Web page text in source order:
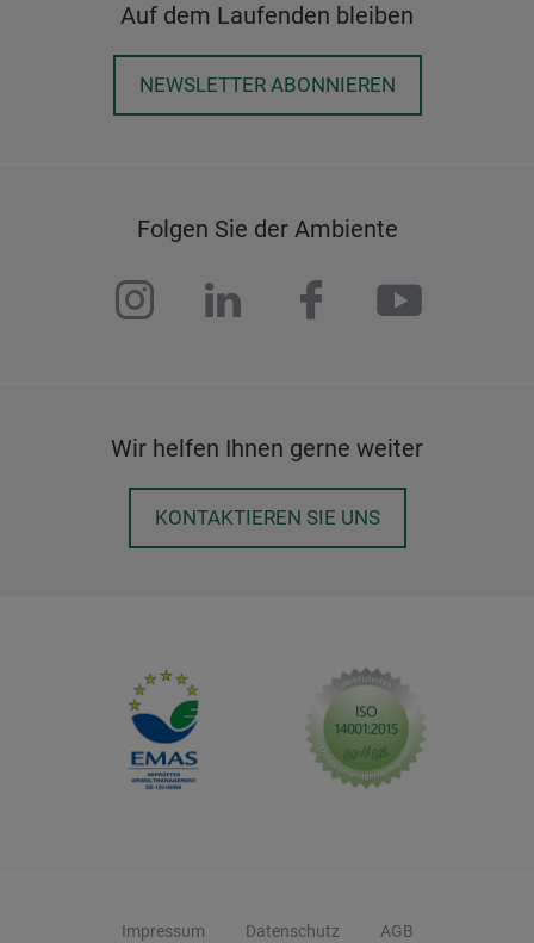
Auf dem Laufenden bleiben
NEWSLETTER ABONNIEREN
Folgen Sie der Ambiente
instagram
linkedinfacebook
Wir helfen Ihnen gerne weiter
KONTAKTIEREN SIE UNS
Impressum Datenschutz AGB